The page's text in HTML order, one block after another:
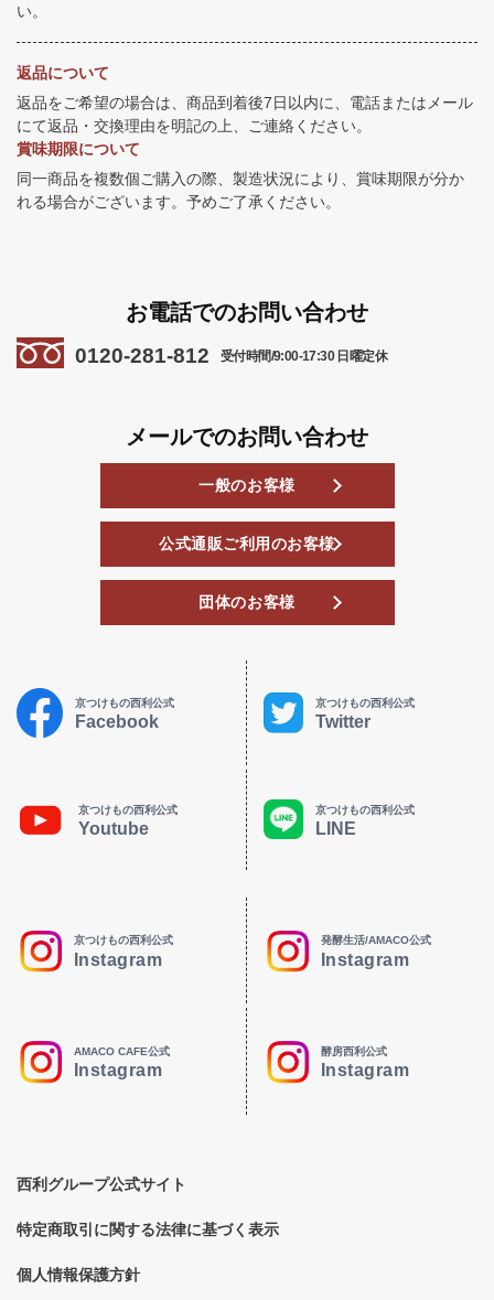
い。
返品について
返品をご希望の場合は、商品到着後7日以内に、電話またはメール
にて返品・交換理由を明記の上、ご連絡ください。
賞味期限について
同一商品を複数個ご購入の際、製造状況により、賞味期限が分か
れる場合がございます。予めご了承ください。
お電話でのお問い合わせ
0120-281-812 受付時間/9:00-17:30 日曜定休
メールでのお問い合わせ
一般のお客様
公式通販ご利用のお客様
団体のお客様
京つけもの西利公式
Facebook
京つけもの西利公式
Twitter
京つけもの西利公式
Youtube
京つけもの西利公式
LINE
京つけもの西利公式
Instagram
発酵生活/AMACO公式
Instagram
AMACO CAFE公式
Instagram
酵房西利公式
Instagram
西利グループ公式サイト
特定商取引に関する法律に基づく表示
個人情報保護方針